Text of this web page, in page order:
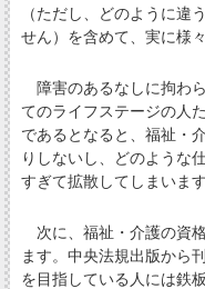
（ただし、どのように違
せん）を含めて、実に様
障害のあるなしに拘わ
てのライフステージの人
であるとなると、福祉・
りしないし、どのような
すぎて拡散してしまいます
次に、福祉・介護の資
ます。中央法規出版から
を目指している人には鉄